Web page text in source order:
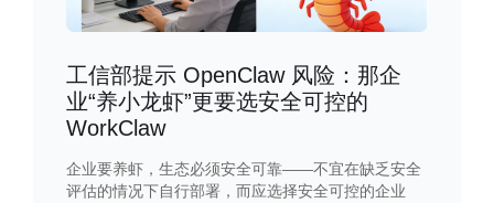
工信部提示 OpenClaw 风险：那企
业“养小龙虾”更要选安全可控的
WorkClaw
企业要养虾，生态必须安全可靠——不宜在缺乏安全
评估的情况下自行部署，而应选择安全可控的企业